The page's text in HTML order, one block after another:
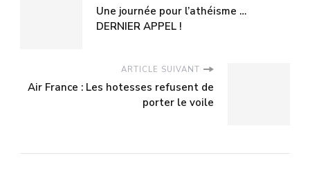
Une journée pour l’athéisme …
DERNIER APPEL !
ARTICLE SUIVANT
Air France : Les hotesses refusent de
porter le voile